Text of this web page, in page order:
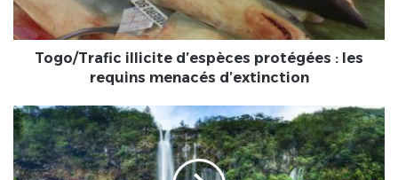
menacés
d’extinction
Togo/Trafic illicite d’espèces protégées : les
requins menacés d’extinction
[Découverte]
Togo/Kpalimé,
une
ville